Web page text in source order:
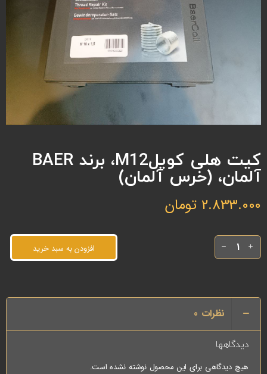
کیت هلی کویلM12، برند BAER
آلمان، (خرس آلمان)
2.833.000 تومان
افزودن به سبد خرید
نظرات 0
دیدگاهها
هیچ دیدگاهی برای این محصول نوشته نشده است.